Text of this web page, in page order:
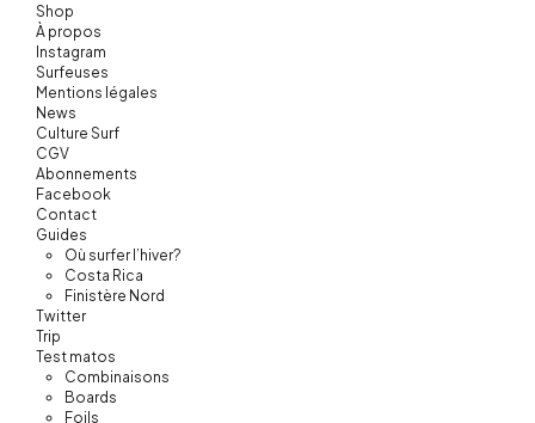
Shop
À propos
Instagram
Surfeuses
Mentions légales
News
Culture Surf
CGV
Abonnements
Facebook
Contact
Guides
Où surfer l’hiver?
Costa Rica
Finistère Nord
Twitter
Trip
Test matos
Combinaisons
Boards
Foils